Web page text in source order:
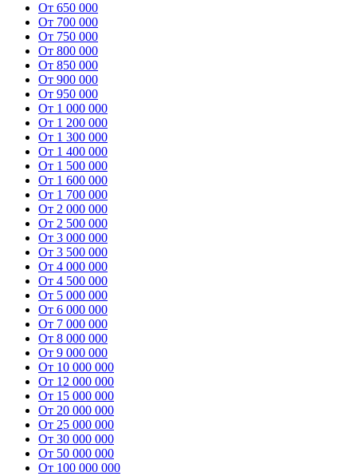
От 650 000
От 700 000
От 750 000
От 800 000
От 850 000
От 900 000
От 950 000
От 1 000 000
От 1 200 000
От 1 300 000
От 1 400 000
От 1 500 000
От 1 600 000
От 1 700 000
От 2 000 000
От 2 500 000
От 3 000 000
От 3 500 000
От 4 000 000
От 4 500 000
От 5 000 000
От 6 000 000
От 7 000 000
От 8 000 000
От 9 000 000
От 10 000 000
От 12 000 000
От 15 000 000
От 20 000 000
От 25 000 000
От 30 000 000
От 50 000 000
От 100 000 000